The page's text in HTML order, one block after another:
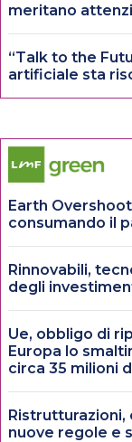
meritano
“Talk to the
artificiale sta
Earth
consumando il
Rinnovabili,
degli
Ue, obbligo di
Europa lo
circa 35 milioni
Ristrutturazioni,
nuove regole e